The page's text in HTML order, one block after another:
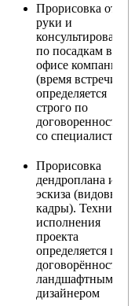
Прорисовка от
руки и
консультирование
по посадкам в
офисе компании
(время встречи
определяется
строго по
договоренности
со специалистом)
Прорисовка
дендроплана и
эскиза (видовые
кадры). Техника
исполнения
проекта
определяется по
договорённости с
ландшафтным
дизайнером